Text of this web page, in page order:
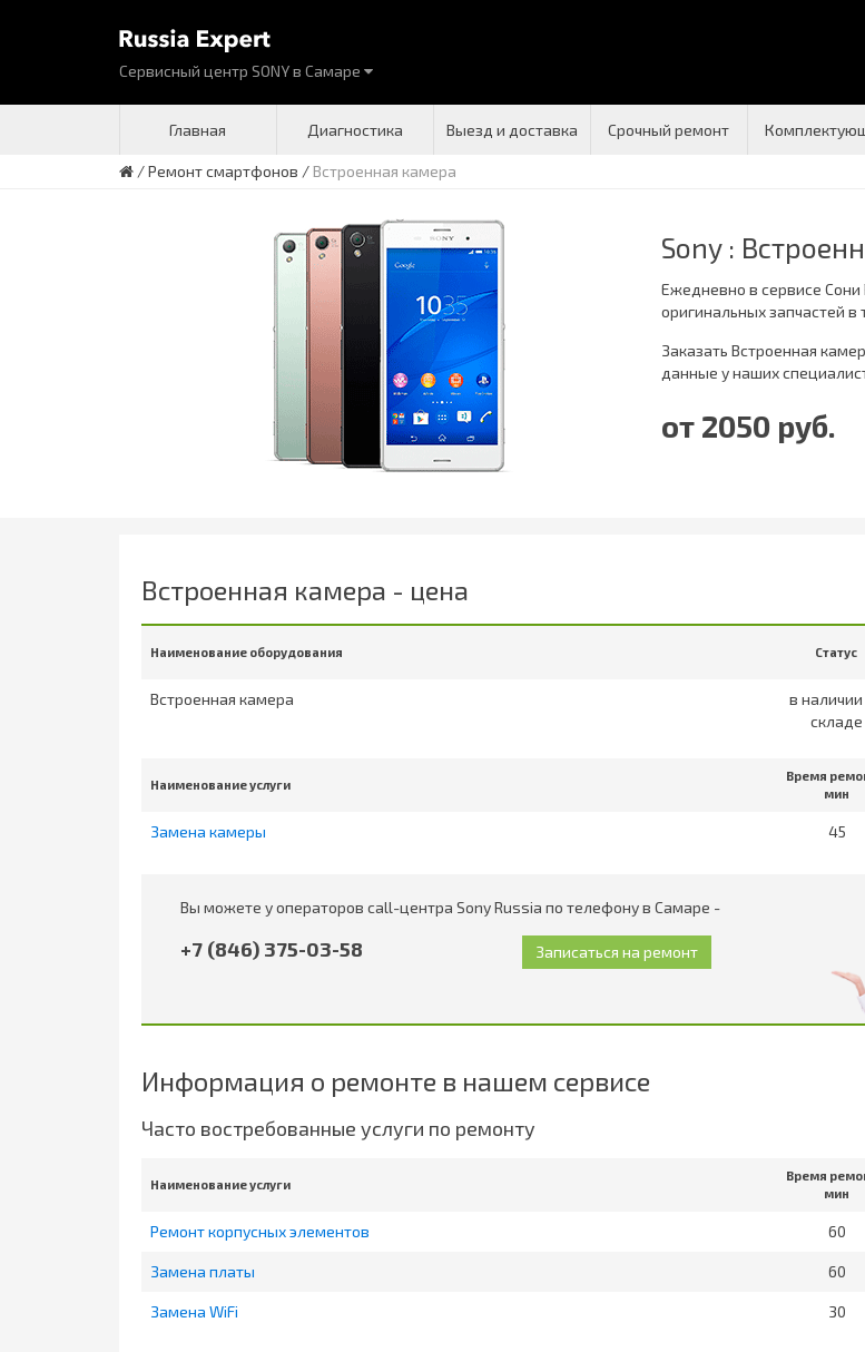
Сервисный центр SONYв Самаре
Главная Диагностика Выезд и доставка Срочный ремонт
/Ремонт смартфонов /Встроенная камера
Sony :
Ежедневно в сервисе
оригинальных запчастей
Заказать Встроенная
данные у наших
от 2050 руб.
Встроенная камера - цена
Наименование оборудования Статус
Встроенная камера
в наличии
складе
Наименование услуги
Время
мин
Замена камеры 45
Вы можете у операторов call-центра Sony Russia по телефону в Самаре -
+7 (846) 375-03-58
Информация о ремонте в нашем сервисе
Часто востребованные услуги по ремонту
Наименование услуги
Время
мин
Ремонт корпусных элементов 60
Замена платы 60
Замена WiFi 30